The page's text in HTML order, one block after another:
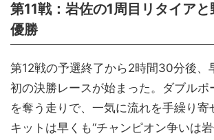
第11戦：岩佐の1周目リタイア
優勝
第12戦の予選終了から2時間30分後、
初の決勝レースが始まった。ダブルポ
を奪う走りで、一気に流れを手繰り寄
キットは早くも“チャンピオン争いは